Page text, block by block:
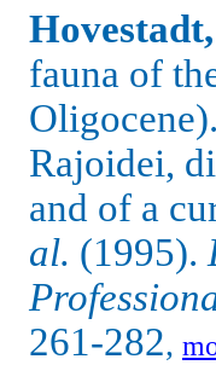
fauna of
Rajoidei,
and of a
al. (1995).
261-282,